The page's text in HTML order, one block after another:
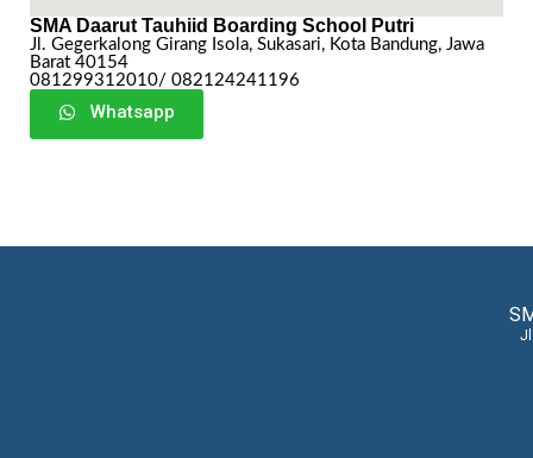
SMA Daarut Tauhiid Boarding School Putri
Jl. Gegerkalong Girang Isola, Sukasari, Kota Bandung, Jawa
Barat 40154
081299312010/ 082124241196
Whatsapp